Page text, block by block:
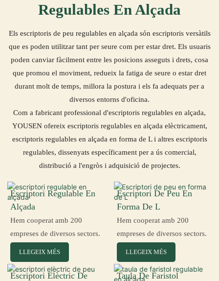
Regulables En Alçada
Els escriptoris de peu regulables en alçada són escriptoris versàtils
que es poden utilitzar tant per seure com per estar dret. Els usuaris
poden canviar fàcilment entre les posicions asseguts i drets, cosa
que promou el moviment, redueix la fatiga de seure o estar dret
durant molt de temps, millora la postura i els fa adequats per a
diversos entorns d'oficina.
Com a fabricant professional d'escriptoris regulables en alçada,
YOUSEN ofereix escriptoris regulables en alçada elèctricament,
escriptoris regulables en alçada en forma de L i altres escriptoris
regulables, dissenyats específicament per a ús comercial,
distribució a l'engròs i adquisició de projectes.
Escriptori Regulable En
Alçada
Hem cooperat amb 200
empreses de diversos sectors.
LLEGEIX MÉS
Escriptori De Peu En
Forma De L
Hem cooperat amb 200
empreses de diversos sectors.
LLEGEIX MÉS
Escriptori Elèctric De
Taula De Faristol